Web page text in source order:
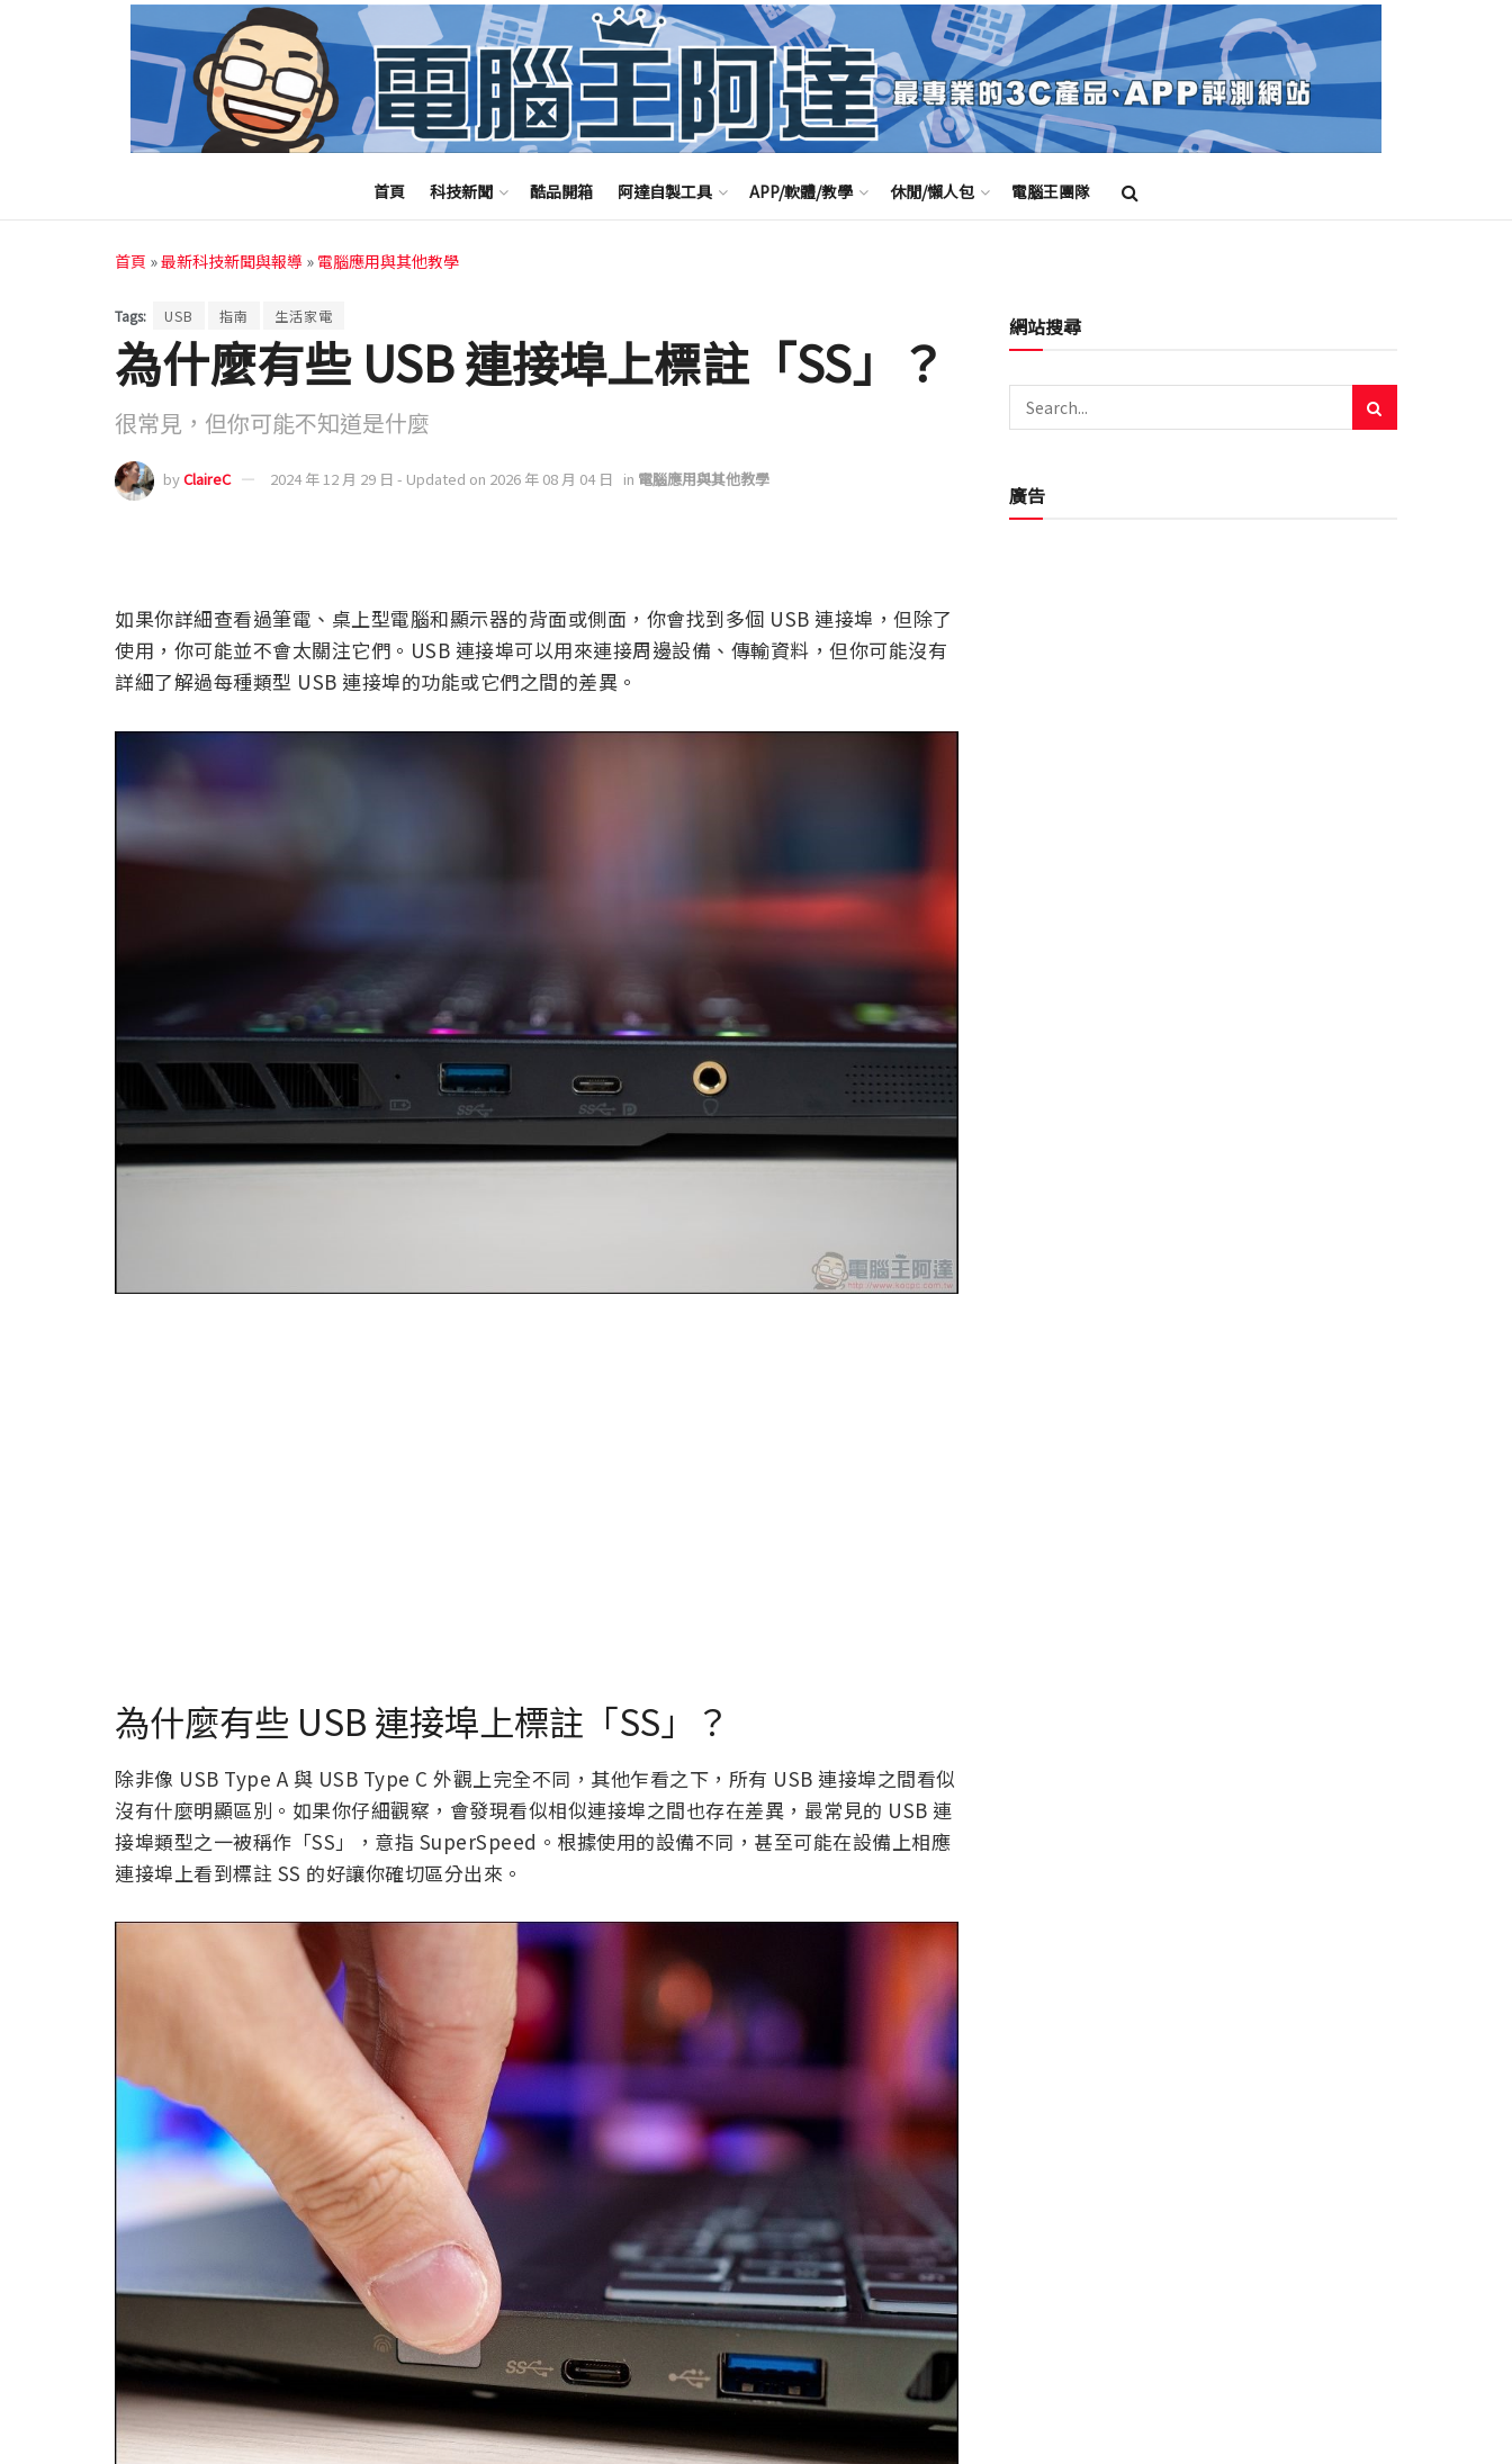
首頁 科技新聞 酷品開箱 阿達自製工具 APP/軟體/教學 休閒/懶人包 電腦王團隊
首頁 »最新科技新聞與報導 » 電腦應用與其他教學
Tags: USB 指南 生活家電
為什麼有些 USB 連接埠上標註「SS」？
很常見，但你可能不知道是什麼
byClaireC 2024 年 12 月 29 日 - Updated on 2026 年 08 月 04 日 in 電腦應用與其他教學
如果你詳細查看過筆電、桌上型電腦和顯示器的背面或側面，你會找到多個 USB 連接埠，但除了
使用，你可能並不會太關注它們。USB 連接埠可以用來連接周邊設備、傳輸資料，但你可能沒有
詳細了解過每種類型 USB 連接埠的功能或它們之間的差異。
為什麼有些 USB 連接埠上標註「SS」？
除非像 USB Type A 與 USB Type C 外觀上完全不同，其他乍看之下，所有 USB 連接埠之間看似
沒有什麼明顯區別。如果你仔細觀察，會發現看似相似連接埠之間也存在差異，最常見的 USB 連
接埠類型之一被稱作「SS」，意指 SuperSpeed。根據使用的設備不同，甚至可能在設備上相應
連接埠上看到標註 SS 的好讓你確切區分出來。
網站搜尋
廣告